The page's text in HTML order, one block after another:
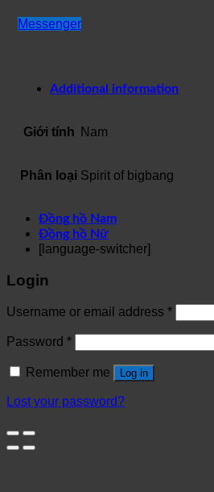
Messenger
Additional information
Giới tính Nam
Phân loại Spirit of bigbang
Đồng hồ Nam
Đồng hồ Nữ
[language-switcher]
Login
Username or email address *
Password *
Remember me Log in
Lost your password?